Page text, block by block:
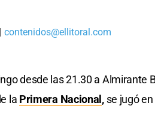
| contenidos@ellitoral.com
desde las 21.30 a Almirante
la Primera Nacional , se jugó